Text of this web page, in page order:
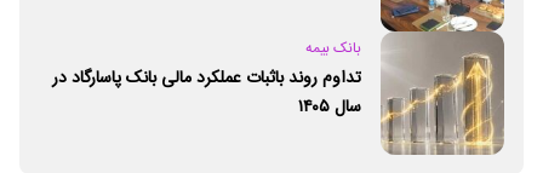
بانک بیمه
تداوم روند باثبات عملکرد مالی بانک پاسارگاد در
سال ۱۴۰۵